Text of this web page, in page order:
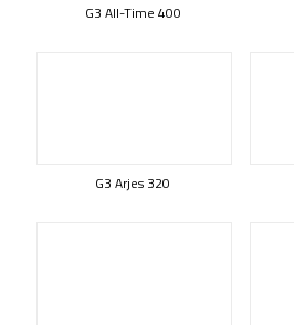
G3 All-Time 400
G3 Arjes 320